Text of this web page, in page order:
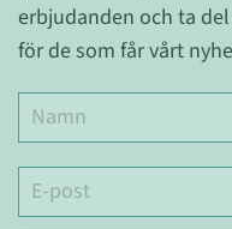
erbjudanden och ta
för de som får vårt